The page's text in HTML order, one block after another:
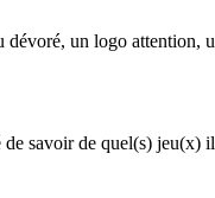
un logo attention,
savoir de quel(s) jeu(x)